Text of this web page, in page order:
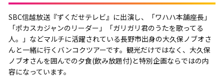
SBC信越放送『ずくだせテレビ』に出演し、「ワハハ本舗座長」
「ポカスカジャンのリーダー」「ガリガリ君のうたを歌ってる
人。」などマルチに活躍されている長野市出身の大久保ノブオさ
んと一緒に行くバンコクツアーです。観光だけではなく、大久保
ノブオさんを囲んでの夕食(飲み放題付)と特別企画ならではの内
容になっています。